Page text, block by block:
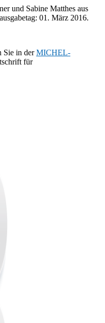
und Sabine Matthes aus
01. März 2016.
Sie in derMICHEL-
für